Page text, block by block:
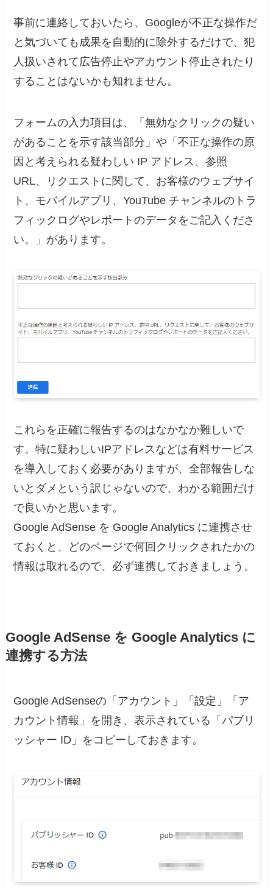
事前に連絡しておいたら、Googleが不正な操作だ
と気づいても成果を自動的に除外するだけで、犯
人扱いされて広告停止やアカウント停止されたり
することはないかも知れません。
フォームの入力項目は、「無効なクリックの疑い
があることを示す該当部分」や「不正な操作の原
因と考えられる疑わしい IP アドレス、参照
URL、リクエストに関して、お客様のウェブサイ
ト、モバイルアプリ、YouTube チャンネルのトラ
フィックログやレポートのデータをご記入くださ
い。」があります。
これらを正確に報告するのはなかなか難しいで
す。特に疑わしいIPアドレスなどは有料サービス
を導入しておく必要がありますが、全部報告しな
いとダメという訳じゃないので、わかる範囲だけ
で良いかと思います。
Google AdSense を Google Analytics に連携させ
ておくと、どのページで何回クリックされたかの
情報は取れるので、必ず連携しておきましょう。
Google AdSense を Google Analytics に
連携する方法
Google AdSenseの「アカウント」「設定」「ア
カウント情報」を開き、表示されている「パブリ
ッシャー ID」をコピーしておきます。